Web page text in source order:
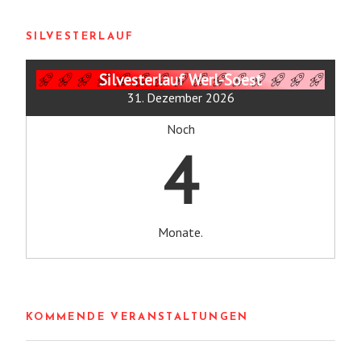
SILVESTERLAUF
Silvesterlauf Werl-Soest
31. Dezember 2026
Noch
4
Monate.
KOMMENDE VERANSTALTUNGEN